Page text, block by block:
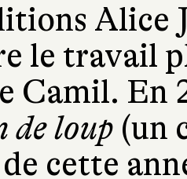
Alice
le travail
Camil. En
de loup(un
cette